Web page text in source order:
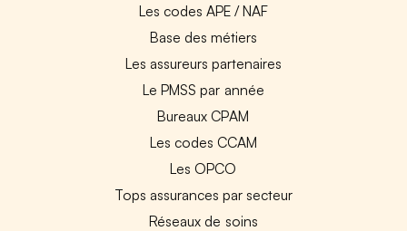
Les codes APE / NAF
Base des métiers
Les assureurs partenaires
Le PMSS par année
Bureaux CPAM
Les codes CCAM
Les OPCO
Tops assurances par secteur
Réseaux de soins